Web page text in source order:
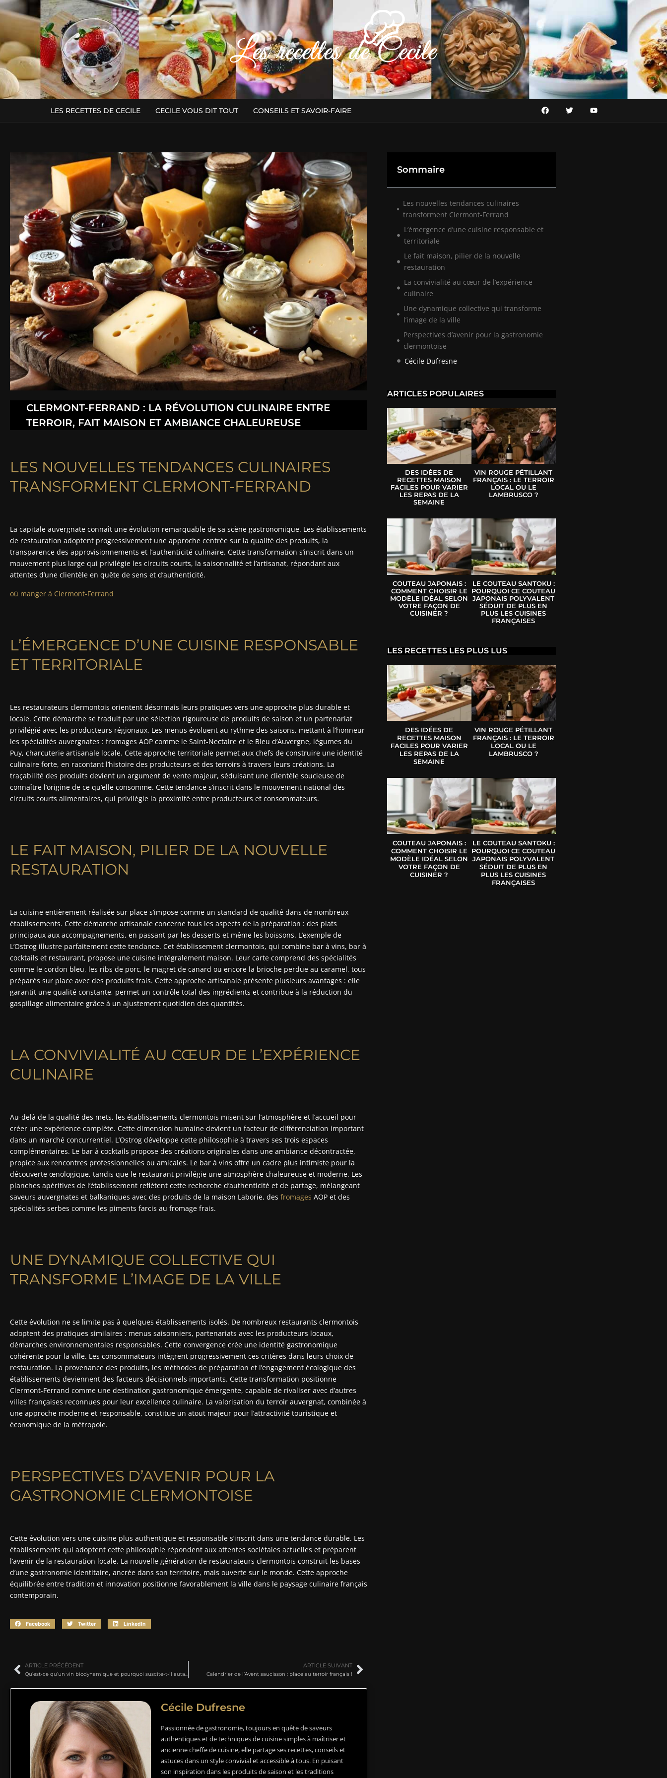
LES RECETTES DE CECILE CECILE VOUS DIT TOUT CONSEILS ET SAVOIR-FAIRE
CLERMONT-FERRAND : LA RÉVOLUTION CULINAIRE ENTRE
TERROIR, FAIT MAISON ET AMBIANCE CHALEUREUSE
LES NOUVELLES TENDANCES CULINAIRES
TRANSFORMENT CLERMONT-FERRAND
La capitale auvergnate connaît une évolution remarquable de sa scène gastronomique. Les établissements
de restauration adoptent progressivement une approche centrée sur la qualité des produits, la
transparence des approvisionnements et l’authenticité culinaire. Cette transformation s’inscrit dans un
mouvement plus large qui privilégie les circuits courts, la saisonnalité et l’artisanat, répondant aux
attentes d’une clientèle en quête de sens et d’authenticité.
où manger à Clermont-Ferrand
L’ÉMERGENCE D’UNE CUISINE RESPONSABLE
ET TERRITORIALE
Les restaurateurs clermontois orientent désormais leurs pratiques vers une approche plus durable et
locale. Cette démarche se traduit par une sélection rigoureuse de produits de saison et un partenariat
privilégié avec les producteurs régionaux. Les menus évoluent au rythme des saisons, mettant à l’honneur
les spécialités auvergnates : fromages AOP comme le Saint-Nectaire et le Bleu d’Auvergne, légumes du
Puy, charcuterie artisanale locale. Cette approche territoriale permet aux chefs de construire une identité
culinaire forte, en racontant l’histoire des producteurs et des terroirs à travers leurs créations. La
traçabilité des produits devient un argument de vente majeur, séduisant une clientèle soucieuse de
connaître l’origine de ce qu’elle consomme. Cette tendance s’inscrit dans le mouvement national des
circuits courts alimentaires, qui privilégie la proximité entre producteurs et consommateurs.
LE FAIT MAISON, PILIER DE LA NOUVELLE
RESTAURATION
La cuisine entièrement réalisée sur place s’impose comme un standard de qualité dans de nombreux
établissements. Cette démarche artisanale concerne tous les aspects de la préparation : des plats
principaux aux accompagnements, en passant par les desserts et même les boissons. L’exemple de
L’Ostrog illustre parfaitement cette tendance. Cet établissement clermontois, qui combine bar à vins, bar à
cocktails et restaurant, propose une cuisine intégralement maison. Leur carte comprend des spécialités
comme le cordon bleu, les ribs de porc, le magret de canard ou encore la brioche perdue au caramel, tous
préparés sur place avec des produits frais. Cette approche artisanale présente plusieurs avantages : elle
garantit une qualité constante, permet un contrôle total des ingrédients et contribue à la réduction du
gaspillage alimentaire grâce à un ajustement quotidien des quantités.
LA CONVIVIALITÉ AU CŒUR DE L’EXPÉRIENCE
CULINAIRE
Au-delà de la qualité des mets, les établissements clermontois misent sur l’atmosphère et l’accueil pour
créer une expérience complète. Cette dimension humaine devient un facteur de différenciation important
dans un marché concurrentiel. L’Ostrog développe cette philosophie à travers ses trois espaces
complémentaires. Le bar à cocktails propose des créations originales dans une ambiance décontractée,
propice aux rencontres professionnelles ou amicales. Le bar à vins offre un cadre plus intimiste pour la
découverte œnologique, tandis que le restaurant privilégie une atmosphère chaleureuse et moderne. Les
planches apéritives de l’établissement reflètent cette recherche d’authenticité et de partage, mélangeant
saveurs auvergnates et balkaniques avec des produits de la maison Laborie, des fromages AOP et des
spécialités serbes comme les piments farcis au fromage frais.
UNE DYNAMIQUE COLLECTIVE QUI
TRANSFORME L’IMAGE DE LA VILLE
Cette évolution ne se limite pas à quelques établissements isolés. De nombreux restaurants clermontois
adoptent des pratiques similaires : menus saisonniers, partenariats avec les producteurs locaux,
démarches environnementales responsables. Cette convergence crée une identité gastronomique
cohérente pour la ville. Les consommateurs intègrent progressivement ces critères dans leurs choix de
restauration. La provenance des produits, les méthodes de préparation et l’engagement écologique des
établissements deviennent des facteurs décisionnels importants. Cette transformation positionne
Clermont-Ferrand comme une destination gastronomique émergente, capable de rivaliser avec d’autres
villes françaises reconnues pour leur excellence culinaire. La valorisation du terroir auvergnat, combinée à
une approche moderne et responsable, constitue un atout majeur pour l’attractivité touristique et
économique de la métropole.
PERSPECTIVES D’AVENIR POUR LA
GASTRONOMIE CLERMONTOISE
Cette évolution vers une cuisine plus authentique et responsable s’inscrit dans une tendance durable. Les
établissements qui adoptent cette philosophie répondent aux attentes sociétales actuelles et préparent
l’avenir de la restauration locale. La nouvelle génération de restaurateurs clermontois construit les bases
d’une gastronomie identitaire, ancrée dans son territoire, mais ouverte sur le monde. Cette approche
équilibrée entre tradition et innovation positionne favorablement la ville dans le paysage culinaire français
contemporain.
Facebook Twitter LinkedIn
ARTICLE PRÉCÉDENT ARTICLE SUIVANT
Calendrier de l’Avent saucisson : place au terroir français !
Cécile Dufresne
Passionnée de gastronomie, toujours en quête de saveurs
authentiques et de techniques de cuisine simples à maîtriser et
ancienne cheffe de cuisine, elle partage ses recettes, conseils et
astuces dans un style convivial et accessible à tous. En puisant
son inspiration dans les produits de saison et les traditions
Sommaire
Les nouvelles tendances culinaires
transforment Clermont-Ferrand
L’émergence d’une cuisine responsable et
territoriale
Le fait maison, pilier de la nouvelle
restauration
La convivialité au cœur de l’expérience
culinaire
Une dynamique collective qui transforme
l’image de la ville
Perspectives d’avenir pour la gastronomie
clermontoise
Cécile Dufresne
ARTICLES POPULAIRES
DES IDÉES DE
RECETTES MAISON
FACILES POUR VARIER
LES REPAS DE LA
SEMAINE
VIN ROUGE PÉTILLANT
FRANÇAIS : LE TERROIR
LOCAL OU LE
LAMBRUSCO ?
COUTEAU JAPONAIS :
COMMENT CHOISIR LE
MODÈLE IDÉAL SELON
VOTRE FAÇON DE
CUISINER ?
LE COUTEAU SANTOKU :
POURQUOI CE COUTEAU
JAPONAIS POLYVALENT
SÉDUIT DE PLUS EN
PLUS LES CUISINES
FRANÇAISES
LES RECETTES LES PLUS LUS
DES IDÉES DE
RECETTES MAISON
FACILES POUR VARIER
LES REPAS DE LA
SEMAINE
VIN ROUGE PÉTILLANT
FRANÇAIS : LE TERROIR
LOCAL OU LE
LAMBRUSCO ?
COUTEAU JAPONAIS :
COMMENT CHOISIR LE
MODÈLE IDÉAL SELON
VOTRE FAÇON DE
CUISINER ?
LE COUTEAU SANTOKU :
POURQUOI CE COUTEAU
JAPONAIS POLYVALENT
SÉDUIT DE PLUS EN
PLUS LES CUISINES
FRANÇAISES